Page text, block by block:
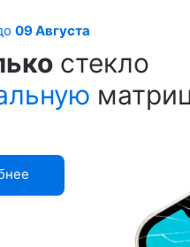
09 Августа
стекло